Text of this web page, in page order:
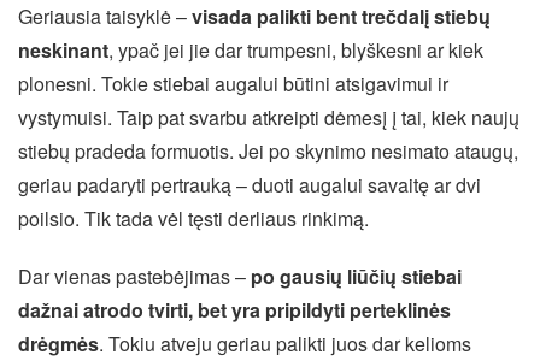
Geriausia taisyklė –visada palikti bent trečdalį stiebų
neskinant, ypač jei jie dar trumpesni, blyškesni ar kiek
plonesni. Tokie stiebai augalui būtini atsigavimui ir
vystymuisi. Taip pat svarbu atkreipti dėmesį į tai, kiek naujų
stiebų pradeda formuotis. Jei po skynimo nesimato ataugų,
geriau padaryti pertrauką – duoti augalui savaitę ar dvi
poilsio. Tik tada vėl tęsti derliaus rinkimą.
Dar vienas pastebėjimas – po gausių liūčių stiebai
dažnai atrodo tvirti, bet yra pripildyti perteklinės
drėgmės. Tokiu atveju geriau palikti juos dar kelioms